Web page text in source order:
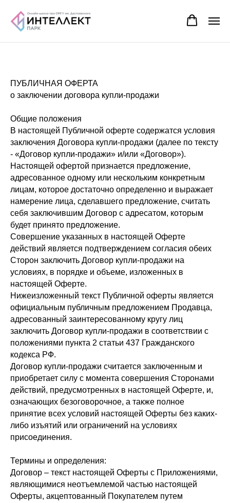
ПУБЛИЧНАЯ ОФЕРТА
о заключении договора купли-продажи
Общие положения
В настоящей Публичной оферте содержатся условия
заключения Договора купли-продажи (далее по тексту
- «Договор купли-продажи» и/или «Договор»).
Настоящей офертой признается предложение,
адресованное одному или нескольким конкретным
лицам, которое достаточно определенно и выражает
намерение лица, сделавшего предложение, считать
себя заключившим Договор с адресатом, которым
будет принято предложение.
Совершение указанных в настоящей Оферте
действий является подтверждением согласия обеих
Сторон заключить Договор купли-продажи на
условиях, в порядке и объеме, изложенных в
настоящей Оферте.
Нижеизложенный текст Публичной оферты является
официальным публичным предложением Продавца,
адресованный заинтересованному кругу лиц
заключить Договор купли-продажи в соответствии с
положениями пункта 2 статьи 437 Гражданского
кодекса РФ.
Договор купли-продажи считается заключенным и
приобретает силу с момента совершения Сторонами
действий, предусмотренных в настоящей Оферте, и,
означающих безоговорочное, а также полное
принятие всех условий настоящей Оферты без каких-
либо изъятий или ограничений на условиях
присоединения.
Термины и определения:
Договор – текст настоящей Оферты с Приложениями,
являющимися неотъемлемой частью настоящей
Оферты, акцептованный Покупателем путем